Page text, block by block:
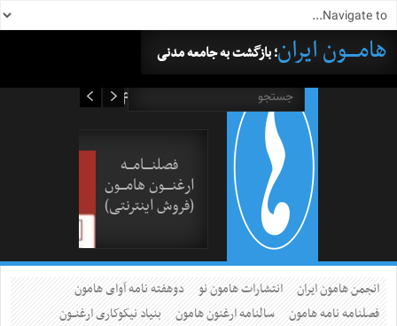
هامــــون ایران؛ بازگشت به جامعه مدنی
فصلنــــامـــه
ارغنــــون هامـــون
(فروش اینترنتی)
انجمن هامون ایران انتشارات هامون نو
دوهفته نامه آوای هامون
فصلنامه نامه هامون
سالنامه ارغنون هامون
بنیاد نیکوکاری ارغنــون